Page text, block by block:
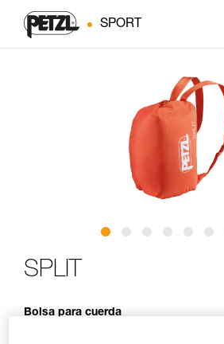
SPORT
SPLIT
Bolsa para cuerda